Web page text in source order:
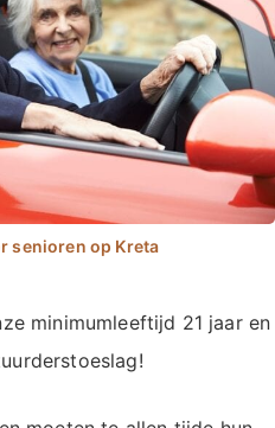
minimumleeftijd 21 jaar en